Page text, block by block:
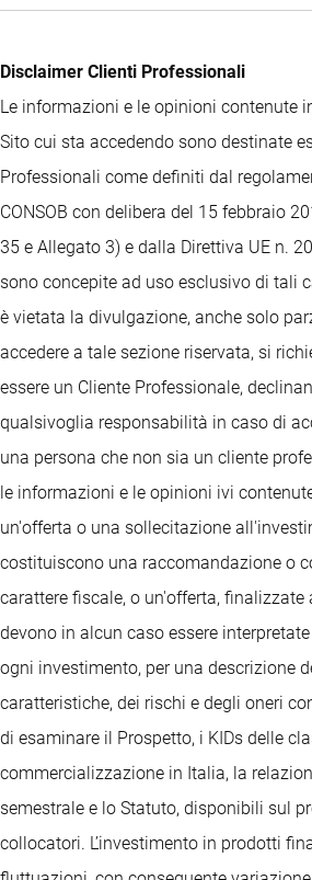
Disclaimer Clienti Professionali
Le informazioni e le opinioni contenute
Sito cui sta accedendo sono destinate
Professionali come definiti dal
CONSOB con delibera del 15 febbraio
35 e Allegato 3) e dalla Direttiva UE n.
sono concepite ad uso esclusivo di tali
è vietata la divulgazione, anche solo
accedere a tale sezione riservata, si
essere un Cliente Professionale,
qualsivoglia responsabilità in caso di
una persona che non sia un cliente
le informazioni e le opinioni ivi
un'offerta o una sollecitazione
costituiscono una raccomandazione o
carattere fiscale, o un'offerta, finalizzate
devono in alcun caso essere
ogni investimento, per una descrizione
caratteristiche, dei rischi e degli oneri
di esaminare il Prospetto, i KIDs delle
commercializzazione in Italia, la
semestrale e lo Statuto, disponibili sul
collocatori. L’investimento in prodotti